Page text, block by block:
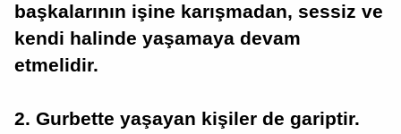
başkalarının işine karışmadan, sessiz ve
kendi halinde yaşamaya devam
etmelidir.
2. Gurbette yaşayan kişiler de gariptir.